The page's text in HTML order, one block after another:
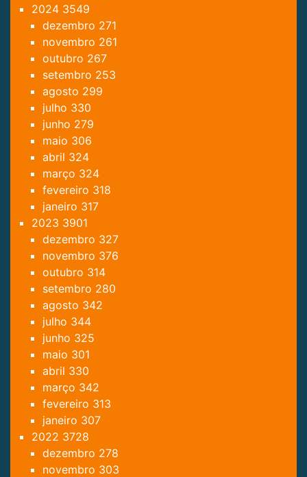
2024 3549
dezembro 271
novembro 261
outubro 267
setembro 253
agosto 299
julho 330
junho 279
maio 306
abril 324
março 324
fevereiro 318
janeiro 317
2023 3901
dezembro 327
novembro 376
outubro 314
setembro 280
agosto 342
julho 344
junho 325
maio 301
abril 330
março 342
fevereiro 313
janeiro 307
2022 3728
dezembro 278
novembro 303